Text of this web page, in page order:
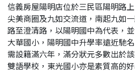
信義房屋陽明店位於三民區陽明路
尖美商圈及九如交流道，南起九如
路至澄清路，以陽明國中為代表，
大華國小，陽明國中升學率遠近馳
需設籍滿六年，滿分狀元多數出於
雙語學校，東光國小亦是素質高的好